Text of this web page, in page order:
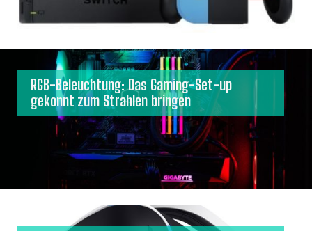
RGB-Beleuchtung: Das Gaming-Set-up
gekonnt zum Strahlen bringen